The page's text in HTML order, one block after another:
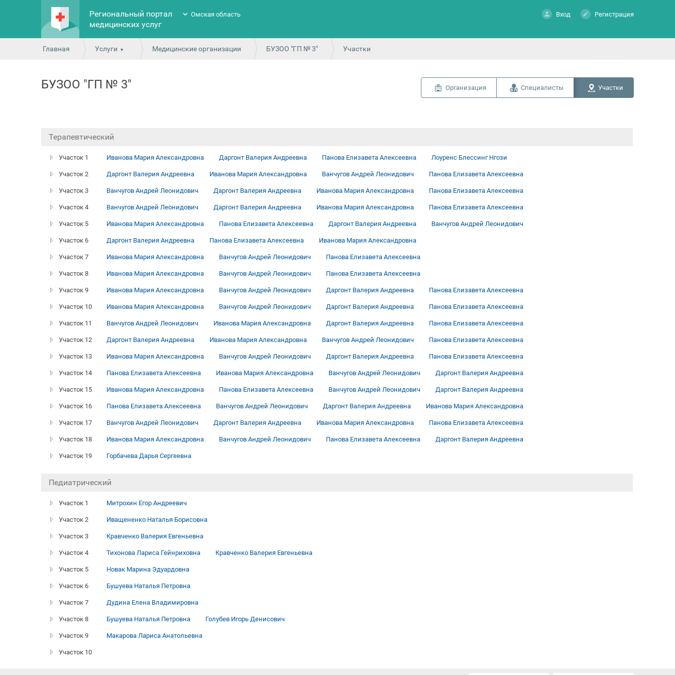
Региональный портал
медицинских услуг
Омская область Вход Регистрация
Главная Услуги Медицинские организации БУЗОО "ГП № 3" Участки
БУЗОО "ГП № 3" Организация Специалисты Участки
Терапевтический
Участок 1 Иванова Мария Александровна Даргонт Валерия Андреевна Панова Елизавета Алексеевна Лоуренс Блессинг Нгози
Участок 2 Даргонт Валерия Андреевна Иванова Мария Александровна Ванчугов Андрей Леонидович Панова Елизавета Алексеевна
Участок 3 Ванчугов Андрей Леонидович Даргонт Валерия Андреевна Иванова Мария Александровна Панова Елизавета Алексеевна
Участок 4 Ванчугов Андрей Леонидович Даргонт Валерия Андреевна Иванова Мария Александровна Панова Елизавета Алексеевна
Участок 5 Иванова Мария Александровна Панова Елизавета Алексеевна Даргонт Валерия Андреевна Ванчугов Андрей Леонидович
Участок 6 Даргонт Валерия Андреевна Панова Елизавета Алексеевна Иванова Мария Александровна
Участок 7 Иванова Мария Александровна Ванчугов Андрей Леонидович Панова Елизавета Алексеевна
Участок 8 Иванова Мария Александровна Ванчугов Андрей Леонидович Панова Елизавета Алексеевна
Участок 9 Иванова Мария Александровна Ванчугов Андрей Леонидович Даргонт Валерия Андреевна Панова Елизавета Алексеевна
Участок 10 Иванова Мария Александровна Ванчугов Андрей Леонидович Даргонт Валерия Андреевна Панова Елизавета Алексеевна
Участок 11 Ванчугов Андрей Леонидович Иванова Мария Александровна Даргонт Валерия Андреевна Панова Елизавета Алексеевна
Участок 12 Даргонт Валерия Андреевна Иванова Мария Александровна Ванчугов Андрей Леонидович Панова Елизавета Алексеевна
Участок 13 Иванова Мария Александровна Ванчугов Андрей Леонидович Даргонт Валерия Андреевна Панова Елизавета Алексеевна
Участок 14 Панова Елизавета Алексеевна Иванова Мария Александровна Ванчугов Андрей Леонидович Даргонт Валерия Андреевна
Участок 15 Иванова Мария Александровна Панова Елизавета Алексеевна Ванчугов Андрей Леонидович Даргонт Валерия Андреевна
Участок 16 Панова Елизавета Алексеевна Ванчугов Андрей Леонидович Даргонт Валерия Андреевна Иванова Мария Александровна
Участок 17 Ванчугов Андрей Леонидович Даргонт Валерия Андреевна Иванова Мария Александровна Панова Елизавета Алексеевна
Участок 18 Иванова Мария Александровна Ванчугов Андрей Леонидович Панова Елизавета Алексеевна Даргонт Валерия Андреевна
Участок 19 Горбачева Дарья Сергеевна
Педиатрический
Участок 1 Митрохин Егор Андреевич
Участок 2 Иващененко Наталья Борисовна
Участок 3 Кравченко Валерия Евгеньевна
Участок 4 Тихонова Лариса Гейнриховна Кравченко Валерия Евгеньевна
Участок 5 Новак Марина Эдуардовна
Участок 6 Бушуева Наталья Петровна
Участок 7 Дудина Елена Владимировна
Участок 8 Бушуева Наталья Петровна Голубев Игорь Денисович
Участок 9 Макарова Лариса Анатольевна
Участок 10